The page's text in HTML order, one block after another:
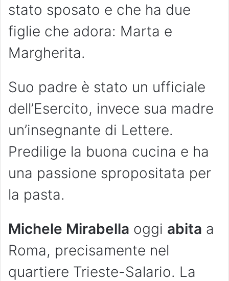
stato sposato e che ha due
figlie che adora: Marta e
Margherita.
Suo padre è stato un ufficiale
dell’Esercito, invece sua madre
un’insegnante di Lettere.
Predilige la buona cucina e ha
una passione spropositata per
la pasta.
Michele Mirabella oggi abita a
Roma, precisamente nel
quartiere Trieste-Salario. La